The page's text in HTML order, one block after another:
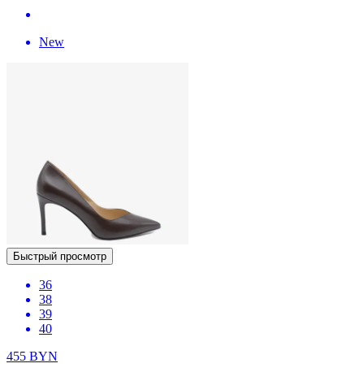
New
Быстрый просмотр
36
38
39
40
455 BYN